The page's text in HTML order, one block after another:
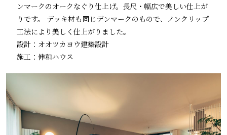
ンマークのオークなぐり仕上げ。長尺・幅広で美しい仕上が
りです。 デッキ材も同じデンマークのもので、ノンクリップ
工法により美しく仕上がりました。
設計：オオツカヨウ建築設計
施工：伸和ハウス